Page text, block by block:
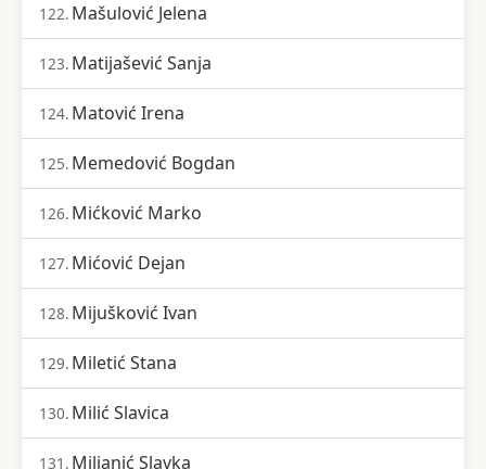
122. Mašulović Jelena
123. Matijašević Sanja
124. Matović Irena
125. Memedović Bogdan
126. Mićković Marko
127. Mićović Dejan
128. Mijušković Ivan
129. Miletić Stana
130. Milić Slavica
131. Miljanić Slavka